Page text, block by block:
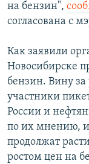
на бензин",
согласована с
Как заявили
Новосибирске
бензин. Вину за
участники
России и
по их мнению,
продолжат
ростом цен на